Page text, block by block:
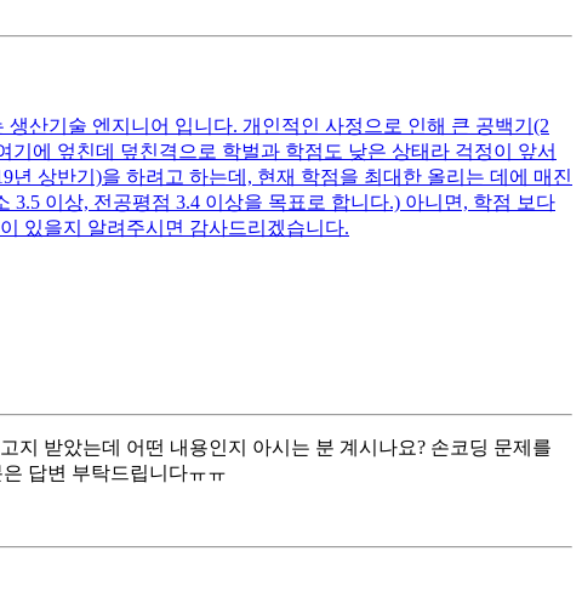
산기술 엔지니어 입니다. 개인적인 사정으로 인해 큰 공백기(2
에 엎친데 덮친격으로 학벌과 학점도 낮은 상태라 걱정이 앞서
상반기)을 하려고 하는데, 현재 학점을 최대한 올리는 데에 매진
이상, 전공평점 3.4 이상을 목표로 합니다.) 아니면, 학점 보다
있을지 알려주시면 감사드리겠습니다.
지 받았는데 어떤 내용인지 아시는 분 계시나요? 손코딩 문제를
답변 부탁드립니다ㅠㅠ